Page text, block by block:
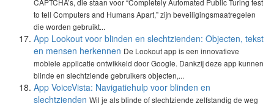
CAPTCHA’s, die staan voor “Completely Automated Public Turing test
to tell Computers and Humans Apart,” zijn beveiligingsmaatregelen
die worden gebruikt...
App Lookout voor blinden en slechtzienden: Objecten, tekst
en mensen herkennen De Lookout app is een innovatieve
mobiele applicatie ontwikkeld door Google. Dankzij deze app kunnen
blinde en slechtziende gebruikers objecten,...
App VoiceVista: Navigatiehulp voor blinden en
slechtzienden Wil je als blinde of slechtziende zelfstandig de weg